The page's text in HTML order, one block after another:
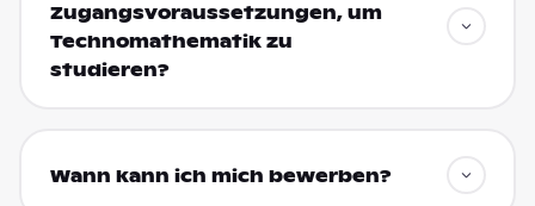
Zugangsvoraussetzungen, um
Technomathematik zu
studieren?
Wann kann ich mich bewerben?